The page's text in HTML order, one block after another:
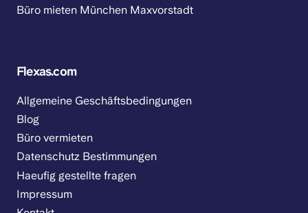
Büro mieten München Maxvorstadt
Flexas.com
Allgemeine Geschäftsbedingungen
Blog
Büro vermieten
Datenschutz Bestimmungen
Haeufig gestellte fragen
Impressum